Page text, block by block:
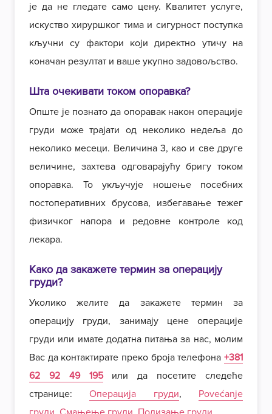
је да не гледате само цену. Квалитет услуге,
искуство хируршког тима и сигурност поступка
кључни су фактори који директно утичу на
коначан резултат и ваше укупно задовољство.
Шта очекивати током опоравка?
Опште је познато да опоравак након операције
груди може трајати од неколико недеља до
неколико месеци. Величина 3, као и све друге
величине, захтева одговарајућу бригу током
опоравка. То укључује ношење посебних
постоперативних брусова, избегавање тежег
физичког напора и редовне контроле код
лекара.
Како да закажете термин за операцију
груди?
Уколико желите да закажете термин за
операцију груди, занимају цене операције
груди или имате додатна питања за нас, молим
Вас да контактирате преко броја телефона +381
62 92 49 195или да посетите следеће
странице:Операција груди, Povećanje